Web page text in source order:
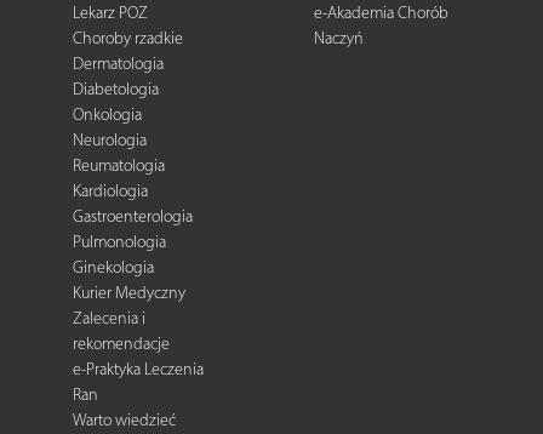
Lekarz POZ
Choroby rzadkie
Dermatologia
Diabetologia
Onkologia
Neurologia
Reumatologia
Kardiologia
Gastroenterologia
Pulmonologia
Ginekologia
Kurier Medyczny
Zalecenia i
rekomendacje
e-Praktyka Leczenia
Ran
Warto wiedzieć
e-Akademia Chorób
Naczyń